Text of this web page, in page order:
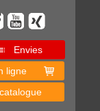
Envies
ligne